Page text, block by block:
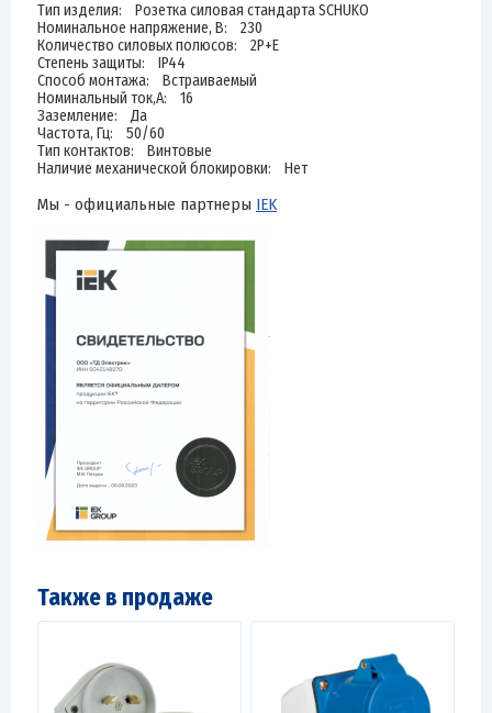
Тип изделия: Розетка силовая стандарта SCHUKO
Номинальное напряжение, В: 230
Количество силовых полюсов: 2P+E
Степень защиты: IP44
Способ монтажа: Встраиваемый
Номинальный ток,А: 16
Заземление: Да
Частота, Гц: 50/60
Тип контактов: Винтовые
Наличие механической блокировки: Нет
Мы - официальные партнеры IEK
Также в продаже